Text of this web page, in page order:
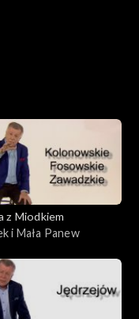
z Miodkiem
i Mała Panew